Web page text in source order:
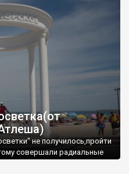
не получилось,пройти
совершали радиальные